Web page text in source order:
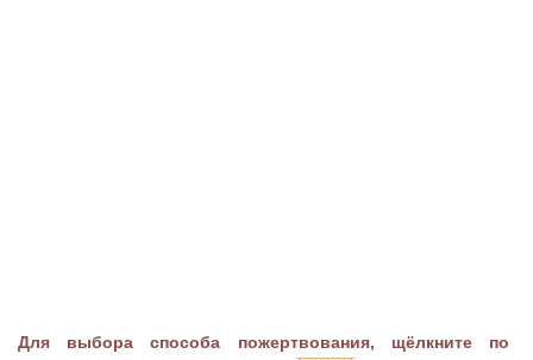
Для выбора способа пожертвования, щёлкните по